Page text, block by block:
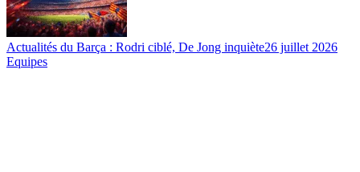
Actualités du Barça : Rodri ciblé, De Jong inquiète26 juillet 2026
Equipes